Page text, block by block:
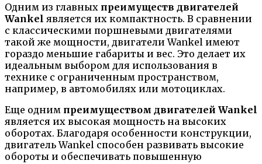
Одним из главных преимуществ двигателей
Wankel является их компактность. В сравнении
с классическими поршневыми двигателями
такой же мощности, двигатели Wankel имеют
гораздо меньшие габариты и вес. Это делает их
идеальным выбором для использования в
технике с ограниченным пространством,
например, в автомобилях или мотоциклах.
Еще одним преимуществом двигателей Wankel
является их высокая мощность на высоких
оборотах. Благодаря особенности конструкции,
двигатель Wankel способен развивать высокие
обороты и обеспечивать повышенную